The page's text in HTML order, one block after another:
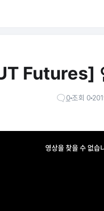
Futures]
0조회 0